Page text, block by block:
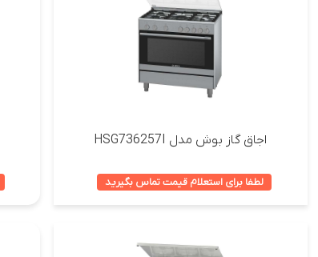
اجاق گاز بوش مدل HSG736257I
لطفا برای استعلام قیمت تماس بگیرید